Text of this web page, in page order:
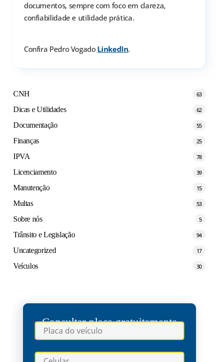
documentos, sempre com foco em clareza,
confiabilidade e utilidade prática.
Confira Pedro Vogado LinkedIn.
CNH 63
Dicas e Utilidades 62
Documentação 55
Finanças 25
IPVA 78
Licenciamento 39
Manutenção 15
Multas 53
Sobre nós 5
Trânsito e Legislação 94
Uncategorized 17
Veículos 30
Consultar placa gratuitamente